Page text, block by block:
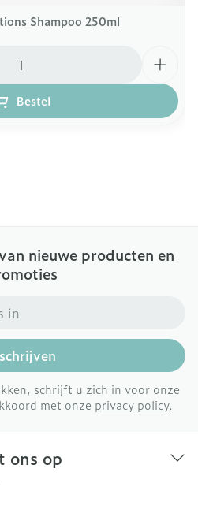
Shampoo 250ml
Bestel
nieuwe producten en
schrijft u zich in voor onze
met onze privacy policy.
ons op